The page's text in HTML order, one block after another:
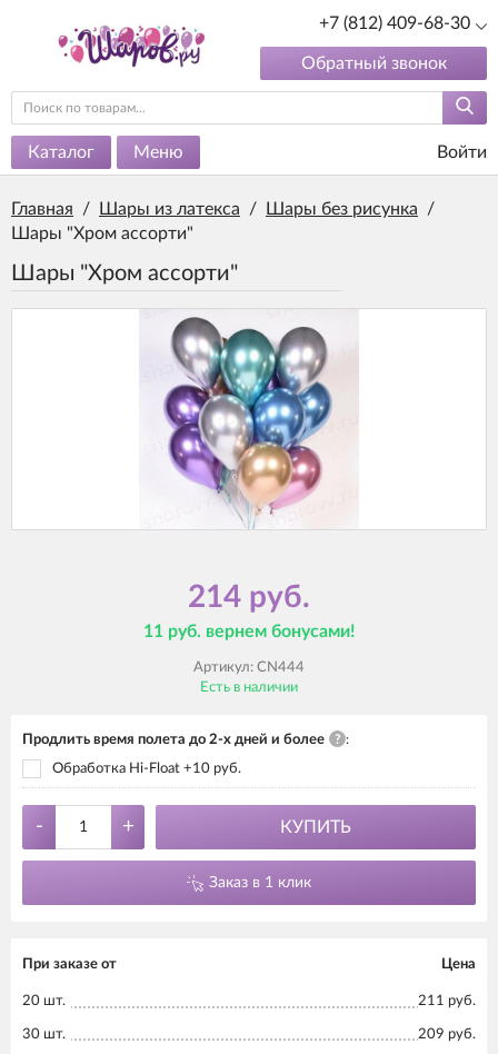
+7 (812) 409-68-30
Обратный звонок
Каталог Меню Войти
Главная / Шары из латекса / Шары без рисунка
/
Шары "Хром ассорти"
Шары "Хром ассорти"
214 руб.
11 руб. вернем бонусами!
Артикул: CN444
Есть в наличии
Продлить время полета до 2-х дней и более ? :
Обработка Hi-Float +10 руб.
- + КУПИТЬ
Заказ в 1 клик
При заказе от Цена
20 шт. 211 руб.
30 шт. 209 руб.